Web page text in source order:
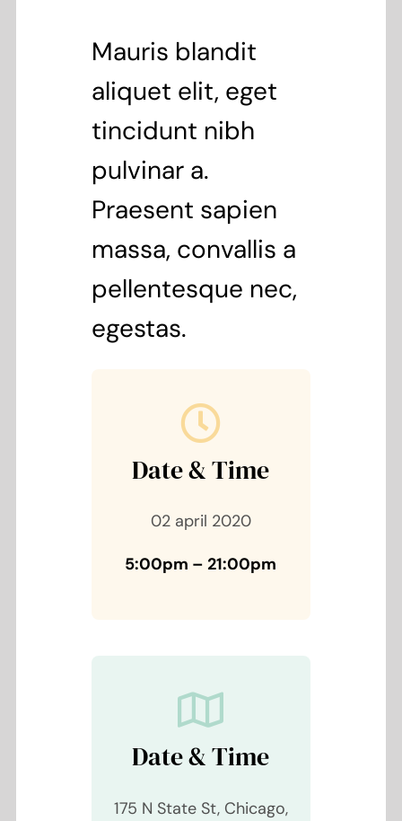
Mauris blandit
aliquet elit, eget
tincidunt nibh
pulvinar a.
Praesent sapien
massa, convallis a
pellentesque nec,
egestas.
Date & Time
02 april 2020
5:00pm – 21:00pm
Date & Time
175 N State St, Chicago,